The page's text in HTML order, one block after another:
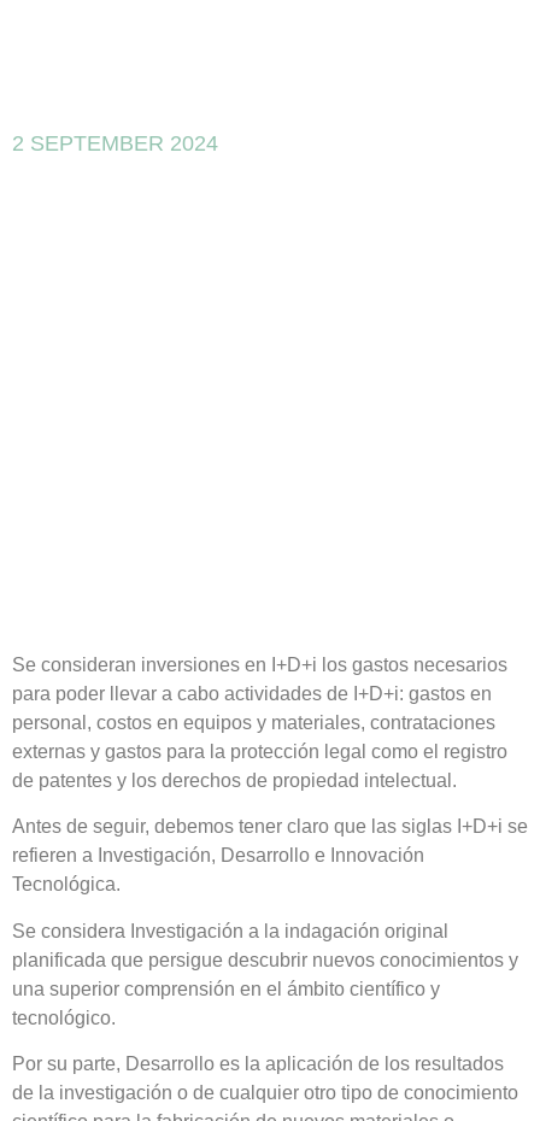
2 SEPTEMBER 2024
Se consideran inversiones en I+D+i los gastos necesarios
para poder llevar a cabo actividades de I+D+i: gastos en
personal, costos en equipos y materiales, contrataciones
externas y gastos para la protección legal como el registro
de patentes y los derechos de propiedad intelectual.
Antes de seguir, debemos tener claro que las siglas I+D+i se
refieren a Investigación, Desarrollo e Innovación
Tecnológica.
Se considera Investigación a la indagación original
planificada que persigue descubrir nuevos conocimientos y
una superior comprensión en el ámbito científico y
tecnológico.
Por su parte, Desarrollo es la aplicación de los resultados
de la investigación o de cualquier otro tipo de conocimiento